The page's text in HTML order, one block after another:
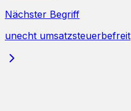
Nächster Begriff
unecht umsatzsteuerbefreit